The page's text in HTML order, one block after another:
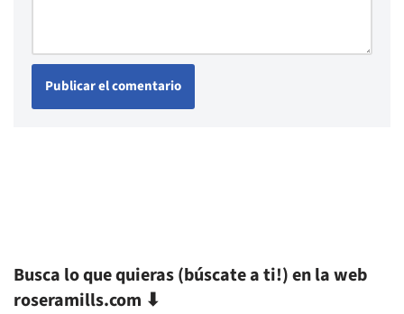
Busca lo que quieras (búscate a ti!) en la web
roseramills.com ⬇